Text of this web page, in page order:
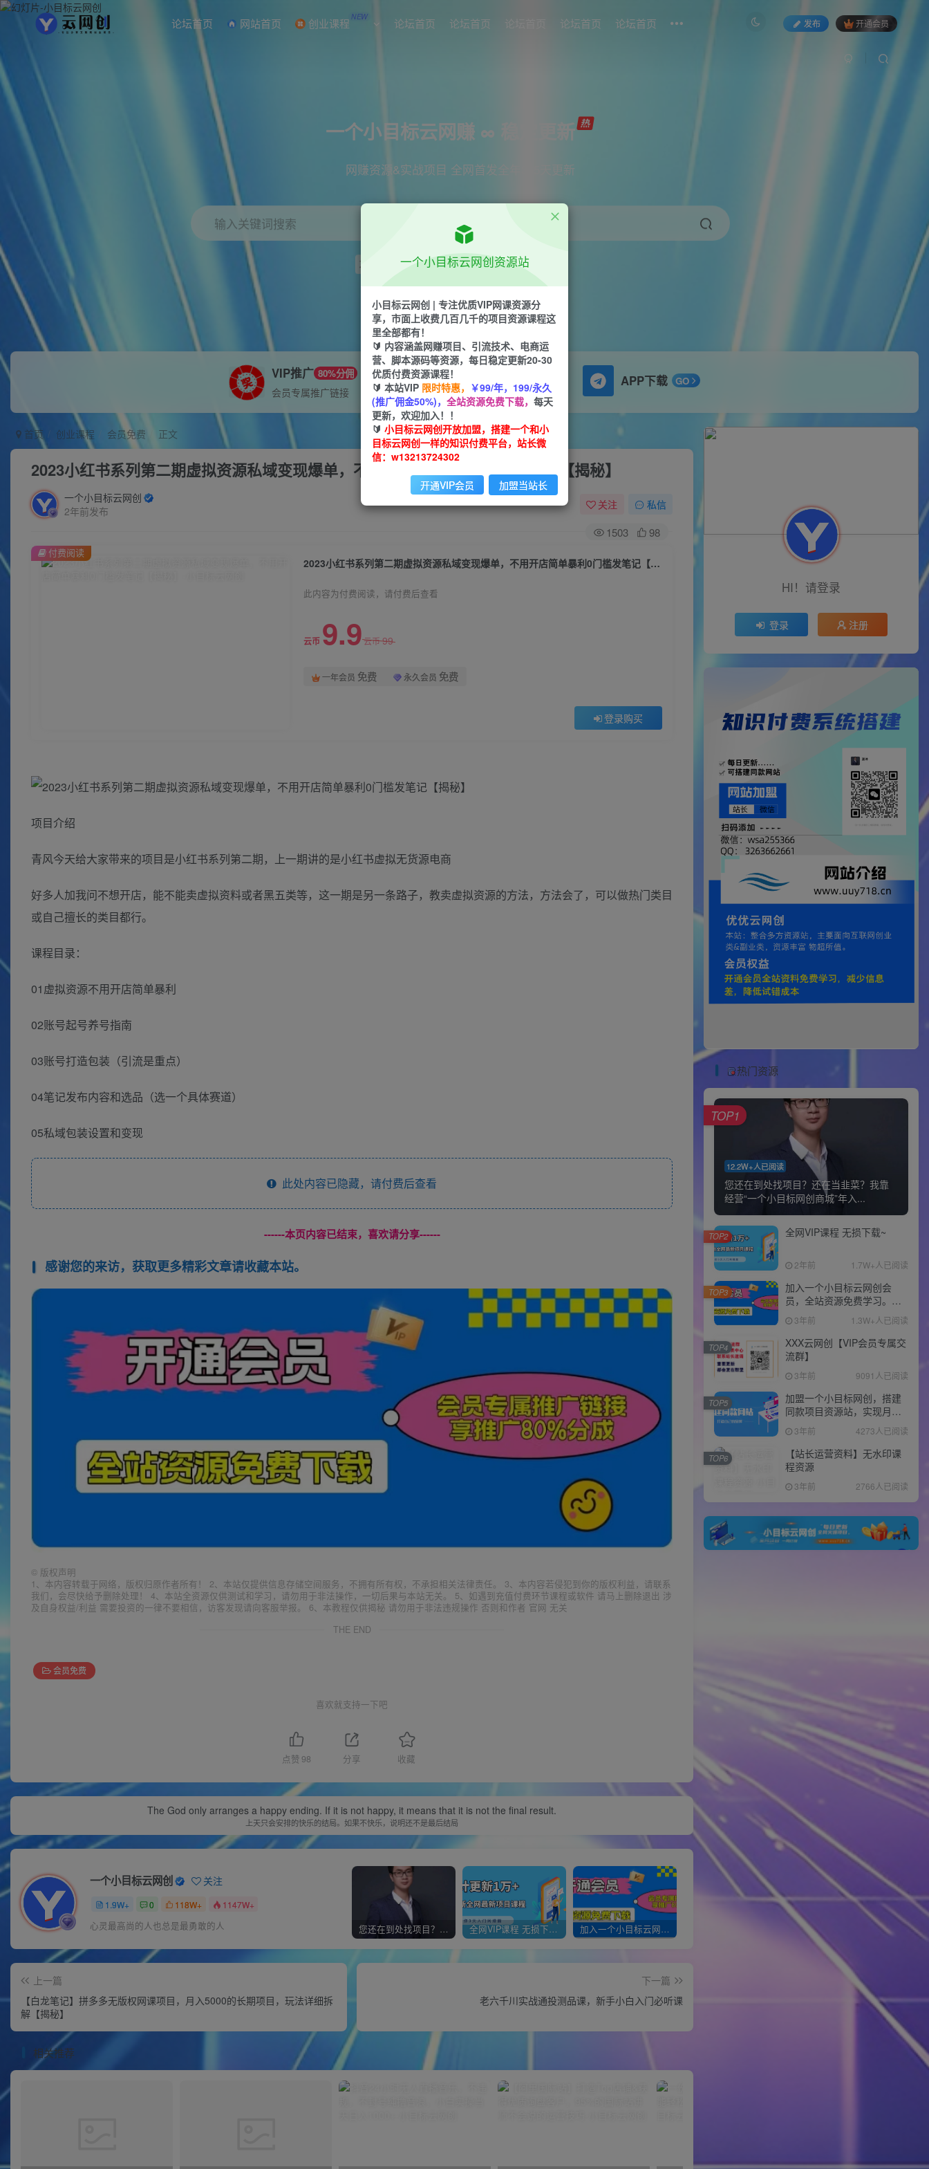
论坛首页 网站首页 创业课程 NEW 论坛首页 论坛首页 论坛首页 论坛首页 论坛首页 发布 开通会员
一个小目标云网赚 ∞ 稳定更新
网赚资源&实战项目 全网首发全年365天更新
输入关键词搜索
项目 引流 短视频 抖音 剪辑 小红书
VIP推广 80%分佣
会员专属推广链接
APP下载 GO
首页 创业课程 会员免费 正文
2023小红书系列第二期虚拟资源私域变现爆单，不用开店简单暴利0门槛发笔记【揭秘】
一个小目标云网创
2年前发布
关注 私信
1503 98
2023小红书系列第二期虚拟资源私域变现爆单，不用开店简单暴利0门槛发笔记【揭秘】
此内容为付费阅读，请付费后查看
云币 9.9云币99
一年会员 免费 永久会员 免费
登录购买
付费阅读
项目介绍
青风今天给大家带来的项目是小红书系列第二期，上一期讲的是小红书虚拟无货源电商
好多人加我问不想开店，能不能卖虚拟资料或者黑五类等，这一期是另一条路子，教卖虚拟资源的方法，方法会了，可以做热门类目
或自己擅长的类目都行。
课程目录：
01虚拟资源不用开店简单暴利
02账号起号养号指南
03账号打造包装（引流是重点）
04笔记发布内容和选品（选一个具体赛道）
05私域包装设置和变现
此处内容已隐藏，请付费后查看
------本页内容已结束，喜欢请分享------
感谢您的来访，获取更多精彩文章请收藏本站。
© 版权声明
1、本内容转载于网络，版权归原作者所有！ 2、本站仅提供信息存储空间服务，不拥有所有权，不承担相关法律责任。 3、本内容若侵犯到你的版权利益，请联系
我们，会尽快给予删除处理！ 4、本站全资源仅供测试和学习，请勿用于非法操作，一切后果与本站无关。 5、如遇到充值付费环节课程或软件 请马上删除退出 涉
及自身权益/利益 需要投资的一律不要相信，访客发现请向客服举报。 6、本教程仅供揭秘 请勿用于非法违规操作 否则和作者 官网 无关
THE END
会员免费
喜欢就支持一下吧
点赞 98 分享 收藏
The God only arranges a happy ending. If it is not happy, it means that it is not the final result.
上天只会安排的快乐的结局。如果不快乐，说明还不是最后结局
一个小目标云网创 关注
1.9W+ 0 118W+ 1147W+
心灵最高尚的人也总是最勇敢的人 您还在到处找项目？还在当韭菜？我靠经营“一个小目标网创商城”年入百W+，曾经我也负债累累! 全网VIP课程 无损下载~ 加入一个小目标云网创会员，全站资源免费学习。更可享受推广高达80%分佣！ 加盟一个小目标网创，搭建同款项目资源站，实现月入10w+！！
上一篇
【白龙笔记】拼多多无版权网课项目，月入5000的长期项目，玩法详细拆
解【揭秘】
下一篇
老六千川实战通投测品课，新手小白入门必听课
相关推荐
HI！请登录
登录 注册
热门资源
12.2W+人已阅读
您还在到处找项目？还在当韭菜？我靠
经营“一个小目标网创商城”年入...
TOP1
全网VIP课程 无损下载~
2年前 1.7W+人已阅读
TOP2
加入一个小目标云网创会
员，全站资源免费学习。更
可享受推广高达80%分佣！
3年前 1.3W+人已阅读
TOP3
XXX云网创【VIP会员专属交
流群】
3年前 9091人已阅读
TOP4
加盟一个小目标网创，搭建
同款项目资源站，实现月入
10w+！！
3年前 4273人已阅读
TOP5
【站长运营资料】无水印课
程资源
3年前 2766人已阅读
TOP6
一个小目标云网创资源站
小目标云网创 | 专注优质VIP网课资源分
享，市面上收费几百几千的项目资源课程这
里全部都有！
🔰 内容涵盖网赚项目、引流技术、电商运
营、脚本源码等资源，每日稳定更新20-30
优质付费资源课程！
🔰 本站VIP 限时特惠， ￥99/年，199/永久
(推广佣金50%)， 全站资源免费下载， 每天
更新，欢迎加入！！
🔰 小目标云网创开放加盟，搭建一个和小
目标云网创一样的知识付费平台，站长微
信：w13213724302
开通VIP会员 加盟当站长